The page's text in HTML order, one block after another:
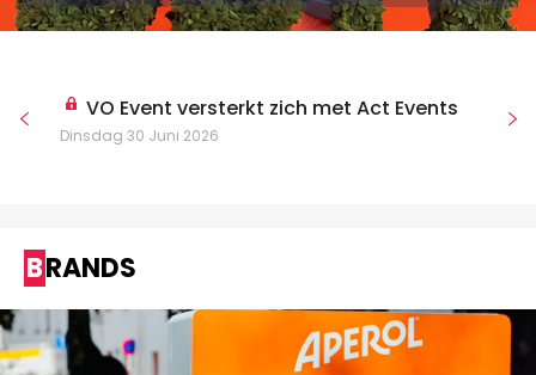
VO Event versterkt zich met Act Events
Dinsdag 30 Juni 2026
BRANDS